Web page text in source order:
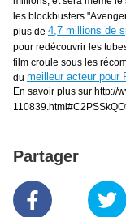
les blockbusters
plus de 4,7 millions de
pour redécouvrir les
film croule sous les
du meilleur acteur pour
En savoir plus sur http://
Partager